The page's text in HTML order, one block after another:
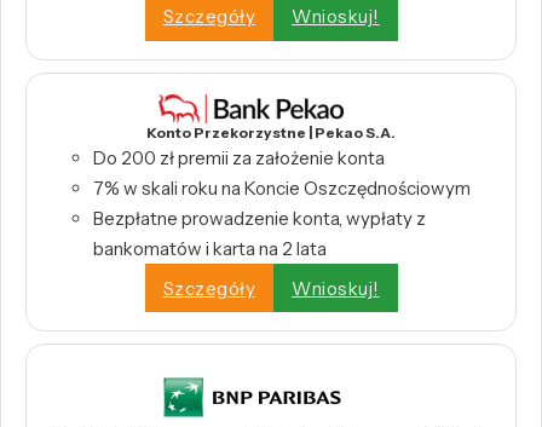
Szczegóły Wnioskuj!
Konto Przekorzystne | Pekao S.A.
Do 200 zł premii za założenie konta
7% w skali roku na Koncie Oszczędnościowym
Bezpłatne prowadzenie konta, wypłaty z
bankomatów i karta na 2 lata
Szczegóły
Wnioskuj!